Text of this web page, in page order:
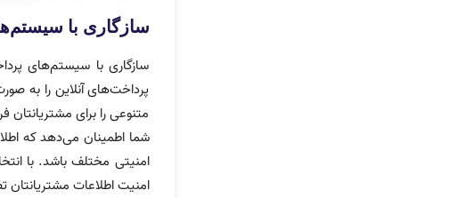
سازگاری با
سازگاری با سیستم‌های
پرداخت‌های آنلاین را به
متنوعی را برای
شما اطمینان می‌دهد که
امنیتی مختلف باشد. با
امنیت اطلاعات